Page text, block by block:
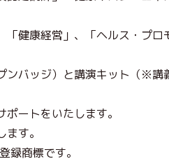
健康経営」、「ヘルス・プ
ンバッジ）と講演キット（※
ートをいたします。
す。
録商標です。